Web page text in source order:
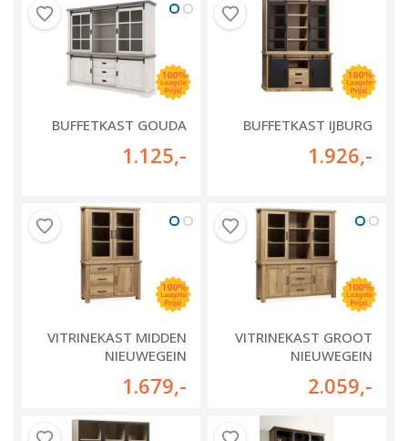
BUFFETKAST GOUDA
1.125,-
BUFFETKAST IJBURG
1.926,-
VITRINEKAST MIDDEN
NIEUWEGEIN
1.679,-
VITRINEKAST GROOT
NIEUWEGEIN
2.059,-